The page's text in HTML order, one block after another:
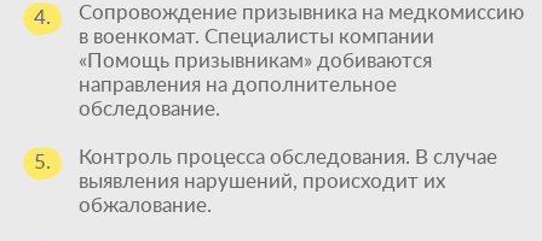
4.
Сопровождение призывника на медкомиссию
в военкомат. Специалисты компании
«Помощь призывникам» добиваются
направления на дополнительное
обследование.
5.
Контроль процесса обследования. В случае
выявления нарушений, происходит их
обжалование.